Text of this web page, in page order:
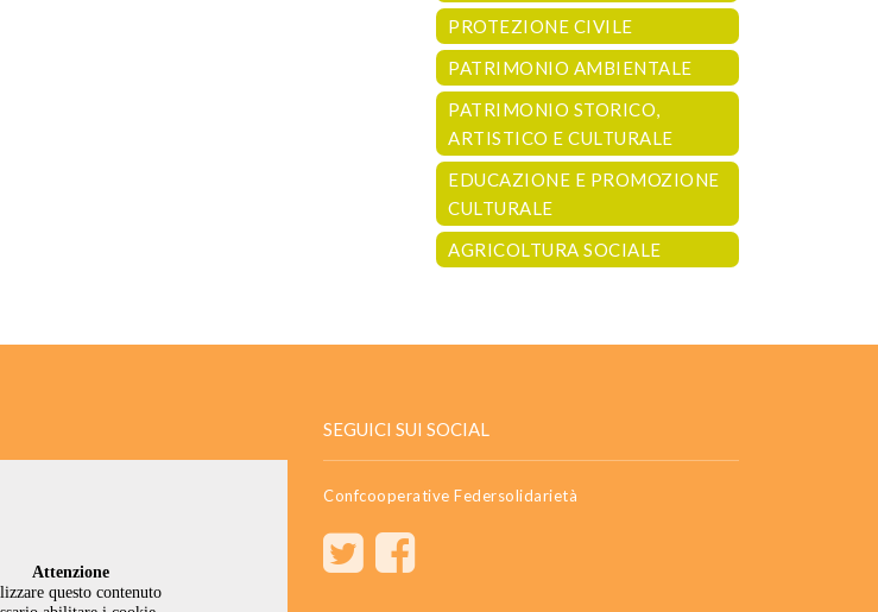
PROTEZIONE CIVILE
PATRIMONIO AMBIENTALE
PATRIMONIO STORICO,
ARTISTICO E CULTURALE
EDUCAZIONE E PROMOZIONE
CULTURALE
AGRICOLTURA SOCIALE
SEGUICI SUI SOCIAL
Confcooperative Federsolidarietà